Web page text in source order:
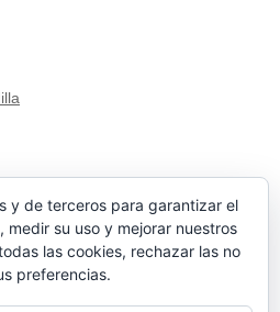
y de terceros para garantizar el
su uso y mejorar nuestros
las cookies, rechazar las no
preferencias.